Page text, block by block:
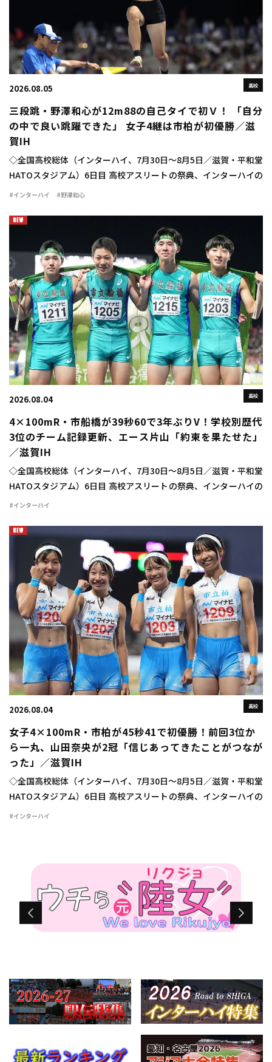
高校
2026.08.05
三段跳・野澤和心が12m88の自己タイで初Ｖ！ 「自分
の中で良い跳躍できた」 女子4継は市柏が初優勝／滋
賀IH
◇全国高校総体（インターハイ、7月30日～8月5日／滋賀・平和堂
HATOスタジアム）6日目 高校アスリートの祭典、インターハイの
6日目が行われ、女子三段跳では野澤和心（甲府南2山梨）が
#インターハイ #野澤和心
高校
2026.08.04
4×100mR・市船橋が39秒60で3年ぶりV！学校別歴代
3位のチーム記録更新、エース片山「約束を果たせた」
／滋賀IH
◇全国高校総体（インターハイ、7月30日～8月5日／滋賀・平和堂
HATOスタジアム）6日目 高校アスリートの祭典、インターハイの
6日目が行われ、男子4×100mリレーは市船橋（千葉）が高校歴代
#インターハイ
高校
2026.08.04
女子4×100mR・市柏が45秒41で初優勝！前回3位か
ら一丸、山田奈央が2冠「信じあってきたことがつなが
った」／滋賀IH
◇全国高校総体（インターハイ、7月30日～8月5日／滋賀・平和堂
HATOスタジアム）6日目 高校アスリートの祭典、インターハイの
6日目が行われ、女子4×100mリレーは市柏（千葉）が45秒41で
#インターハイ